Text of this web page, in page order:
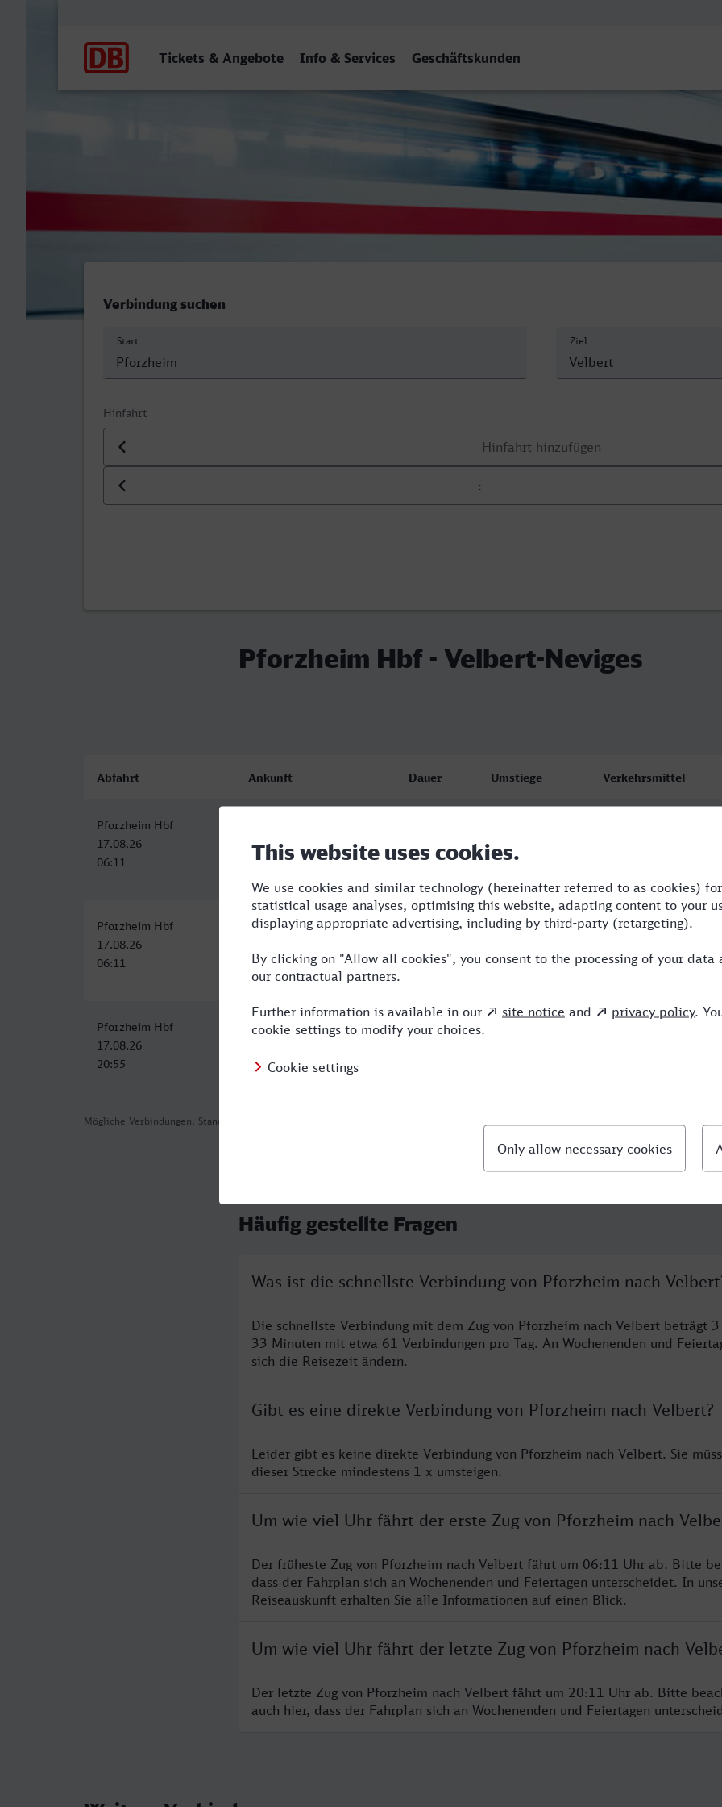
Tickets & Angebote Info & Services Geschäftskunden
Pforzheim Hbf - Velbert-Neviges
Verbindung suchen
Start Ziel
Hinfahrt
Datum der Hinfahrt
Uhrzeit der Hinfahrt
Pforzheim Hbf - Velbert-Neviges
Mögliche Verbindungen, Stand: 2026-08-03 02:05
Abfahrt Ankunft Dauer Umstiege Verkehrsmittel
Pforzheim Hbf
17.08.26
06:11
17.08.26
09:44
Pforzheim Hbf
17.08.26
06:11
Velbert-Neviges
11:24
5:13 4 RE,ICE,NX
Pforzheim Hbf
17.08.26
20:55
Velbert-Neviges
06:24
9:29
Häufig gestellte Fragen
Was ist die schnellste Verbindung von Pforzheim nach
Die schnellste Verbindung mit dem Zug von Pforzheim nach Velbert beträgt 3
33 Minuten mit etwa 61 Verbindungen pro Tag. An Wochenenden und
sich die Reisezeit ändern.
Gibt es eine direkte Verbindung von Pforzheim nach Velbert?
Leider gibt es keine direkte Verbindung von Pforzheim nach Velbert. Sie
dieser Strecke mindestens 1 x umsteigen.
Um wie viel Uhr fährt der erste Zug von Pforzheim nach
Der früheste Zug von Pforzheim nach Velbert fährt um 06:11 Uhr ab. Bitte
dass der Fahrplan sich an Wochenenden und Feiertagen unterscheidet. In
Reiseauskunft erhalten Sie alle Informationen auf einen Blick.
Um wie viel Uhr fährt der letzte Zug von Pforzheim nach
Der letzte Zug von Pforzheim nach Velbert fährt um 20:11 Uhr ab. Bitte
auch hier, dass der Fahrplan sich an Wochenenden und Feiertagen